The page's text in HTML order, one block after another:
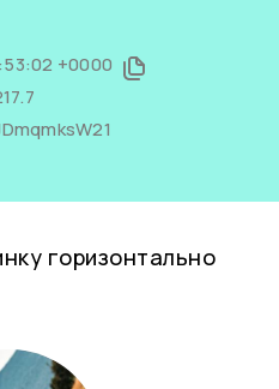
+0000
горизонтально